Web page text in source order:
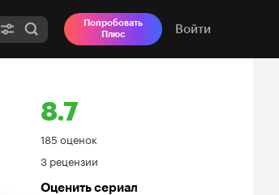
Попробовать
Плюс
Войти
8.7
Рейтинг
Кинопоиска
185 оценок
3 рецензии
Оценить сериал